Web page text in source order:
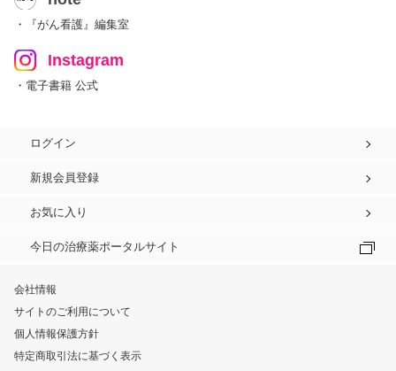
・『がん看護』編集室
Instagram
・電子書籍 公式
ログイン
新規会員登録
お気に入り
今日の治療薬ポータルサイト
会社情報
サイトのご利用について
個人情報保護方針
特定商取引法に基づく表示